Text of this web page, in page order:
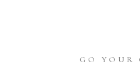
GO YOUR